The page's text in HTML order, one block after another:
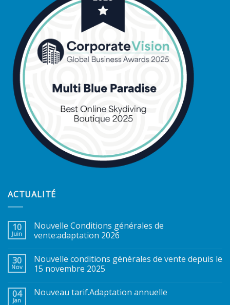
ACTUALITÉ
10
Juin
Nouvelle Conditions générales de
vente:adaptation 2026
30
Nov
Nouvelle conditions générales de vente depuis le
15 novembre 2025
04
Jan
Nouveau tarif.Adaptation annuelle